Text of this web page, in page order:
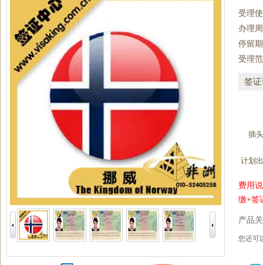
受理
办理
停留
受理
签
插
计划
费用
缴+签
产品
您还